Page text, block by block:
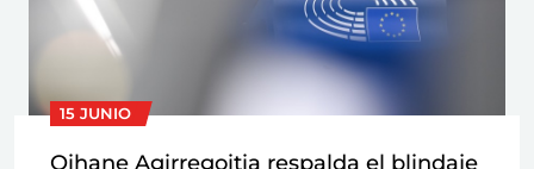
15 JUNIO
Oihane Agirregoitia respalda el blindaje